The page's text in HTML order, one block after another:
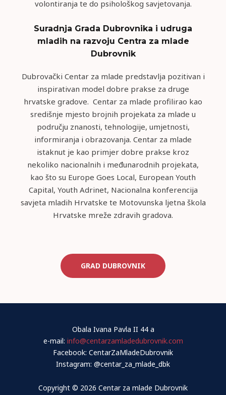
volontiranja te do psihološkog savjetovanja.
Suradnja Grada Dubrovnika i udruga
mladih na razvoju Centra za mlade
Dubrovnik
Dubrovački Centar za mlade predstavlja pozitivan i
inspirativan model dobre prakse za druge
hrvatske gradove. Centar za mlade profilirao kao
središnje mjesto brojnih projekata za mlade u
području znanosti, tehnologije, umjetnosti,
informiranja i obrazovanja. Centar za mlade
istaknut je kao primjer dobre prakse kroz
nekoliko nacionalnih i međunarodnih projekata,
kao što su Europe Goes Local, European Youth
Capital, Youth Adrinet, Nacionalna konferencija
savjeta mladih Hrvatske te Motovunska ljetna škola
Hrvatske mreže zdravih gradova.
GRAD DUBROVNIK
Obala Ivana Pavla II 44 a
e-mail: info@centarzamladedubrovnik.com
Facebook: CentarZaMladeDubrovnik
Instagram: @centar_za_mlade_dbk
Copyright © 2026 Centar za mlade Dubrovnik